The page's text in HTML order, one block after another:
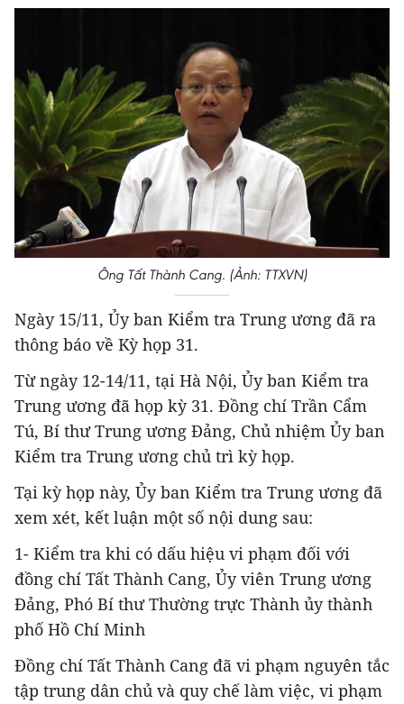
Ông Tất Thành Cang. (Ảnh: TTXVN)
Ngày 15/11, Ủy ban Kiểm tra Trung ương đã ra
thông báo về Kỳ họp 31.
Từ ngày 12-14/11, tại Hà Nội, Ủy ban Kiểm tra
Trung ương đã họp kỳ 31. Đồng chí Trần Cẩm
Tú, Bí thư Trung ương Đảng, Chủ nhiệm Ủy ban
Kiểm tra Trung ương chủ trì kỳ họp.
Tại kỳ họp này, Ủy ban Kiểm tra Trung ương đã
xem xét, kết luận một số nội dung sau:
1- Kiểm tra khi có dấu hiệu vi phạm đối với
đồng chí Tất Thành Cang, Ủy viên Trung ương
Đảng, Phó Bí thư Thường trực Thành ủy thành
phố Hồ Chí Minh
Đồng chí Tất Thành Cang đã vi phạm nguyên tắc
tập trung dân chủ và quy chế làm việc, vi phạm